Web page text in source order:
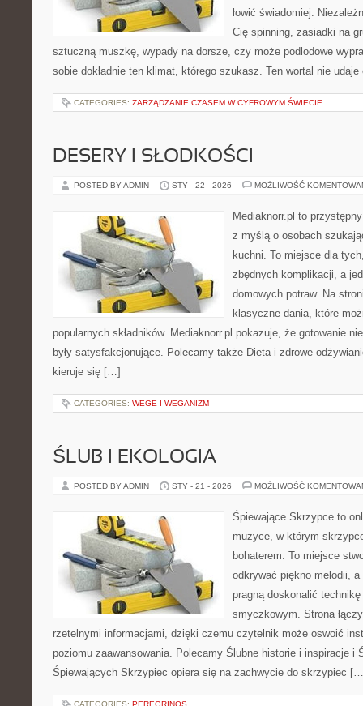
łowić świadomiej.
Cię spinning, zasiadki na
sztuczną muszkę, wypady na dorsze, czy może podlodowe
sobie dokładnie ten klimat, którego szukasz. Ten wortal nie
CATEGORIES: ZARZĄDZANIE CZASEM W CYFROWYM ŚWIECIE
DESERY I SŁODKOŚCI
POSTED BY ADMIN STY - 22 - 2026 MOŻLIWOŚĆ
Mediaknorr.pl to
z myślą o osobach
kuchni. To miejsce dla
zbędnych komplikacji, a
domowych potraw. Na
klasyczne dania, które
popularnych składników. Mediaknorr.pl pokazuje, że gotowanie
były satysfakcjonujące. Polecamy także Dieta i zdrowe
kieruje się […]
CATEGORIES: WEGE I WEGANIZM
ŚLUB I EKOLOGIA
POSTED BY ADMIN STY - 21 - 2026 MOŻLIWOŚĆ
Śpiewające Skrzypce to
muzyce, w którym
bohaterem. To miejsce
odkrywać piękno melodii,
pragną doskonalić
smyczkowym. Strona
rzetelnymi informacjami, dzięki czemu czytelnik może oswoić
poziomu zaawansowania. Polecamy Ślubne historie i inspiracje i
Śpiewających Skrzypiec opiera się na zachwycie do skrzypiec
CATEGORIES: PEREGRINOS